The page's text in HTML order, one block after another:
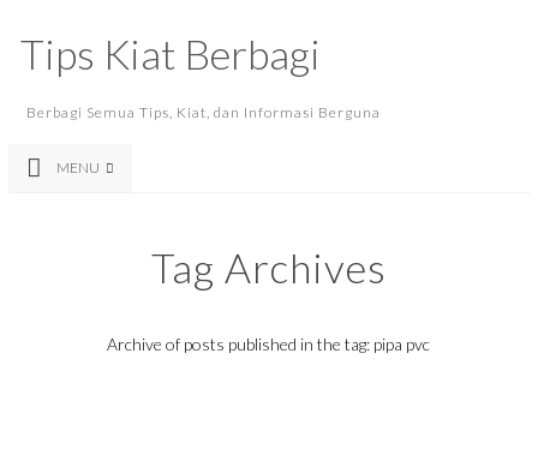
Tips Kiat Berbagi
Berbagi Semua Tips, Kiat, dan Informasi Berguna
MENU
Tag Archives
Archive of posts published in the tag: pipa pvc